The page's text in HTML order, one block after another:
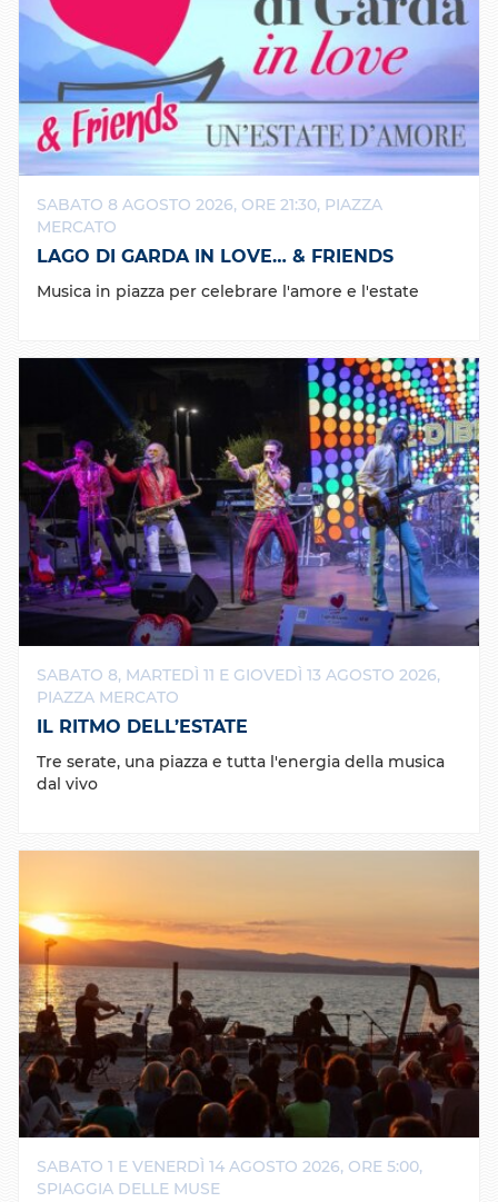
SABATO 8 AGOSTO 2026, ORE 21:30, PIAZZA
MERCATO
LAGO DI GARDA IN LOVE… & FRIENDS
Musica in piazza per celebrare l'amore e l'estate
SABATO 8, MARTEDÌ 11 E GIOVEDÌ 13 AGOSTO 2026,
PIAZZA MERCATO
IL RITMO DELL’ESTATE
Tre serate, una piazza e tutta l'energia della musica
dal vivo
SABATO 1 E VENERDÌ 14 AGOSTO 2026, ORE 5:00,
SPIAGGIA DELLE MUSE